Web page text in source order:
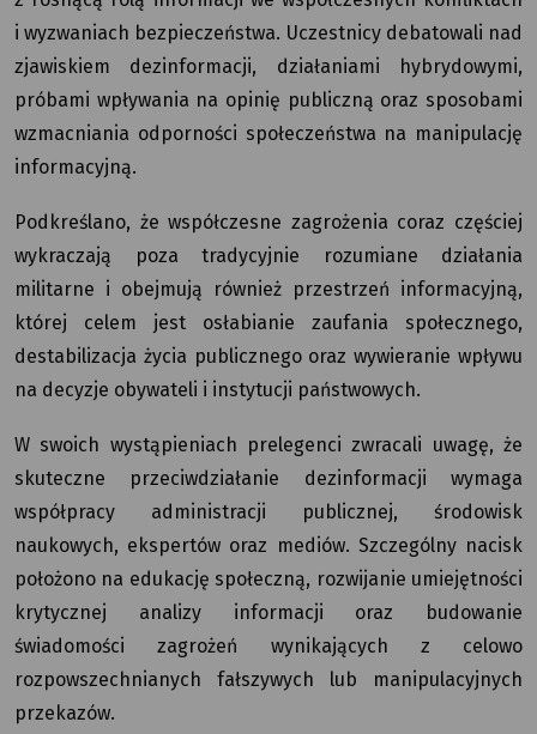
i wyzwaniach bezpieczeństwa. Uczestnicy debatowali nad
zjawiskiem dezinformacji, działaniami hybrydowymi,
próbami wpływania na opinię publiczną oraz sposobami
wzmacniania odporności społeczeństwa na manipulację
informacyjną.
Podkreślano, że współczesne zagrożenia coraz częściej
wykraczają poza tradycyjnie rozumiane działania
militarne i obejmują również przestrzeń informacyjną,
której celem jest osłabianie zaufania społecznego,
destabilizacja życia publicznego oraz wywieranie wpływu
na decyzje obywateli i instytucji państwowych.
W swoich wystąpieniach prelegenci zwracali uwagę, że
skuteczne przeciwdziałanie dezinformacji wymaga
współpracy administracji publicznej, środowisk
naukowych, ekspertów oraz mediów. Szczególny nacisk
położono na edukację społeczną, rozwijanie umiejętności
krytycznej analizy informacji oraz budowanie
świadomości zagrożeń wynikających z celowo
rozpowszechnianych fałszywych lub manipulacyjnych
przekazów.